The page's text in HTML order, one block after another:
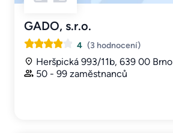
GADO, s.r.o.
4 (3 hodnocení)
Heršpická 993/11b, 639 00 Brno
50 - 99 zaměstnanců